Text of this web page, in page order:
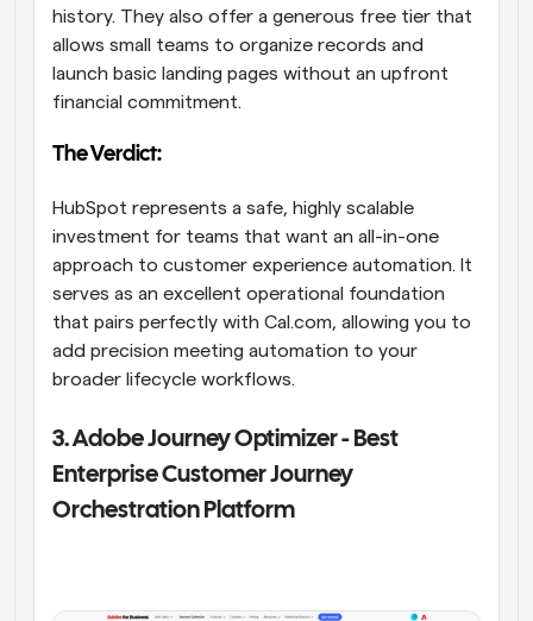
history. They also offer a generous free tier that
allows small teams to organize records and
launch basic landing pages without an upfront
financial commitment.
The Verdict:
HubSpot represents a safe, highly scalable
investment for teams that want an all-in-one
approach to customer experience automation. It
serves as an excellent operational foundation
that pairs perfectly with Cal.com, allowing you to
add precision meeting automation to your
broader lifecycle workflows.
3. Adobe Journey Optimizer - Best
Enterprise Customer Journey
Orchestration Platform